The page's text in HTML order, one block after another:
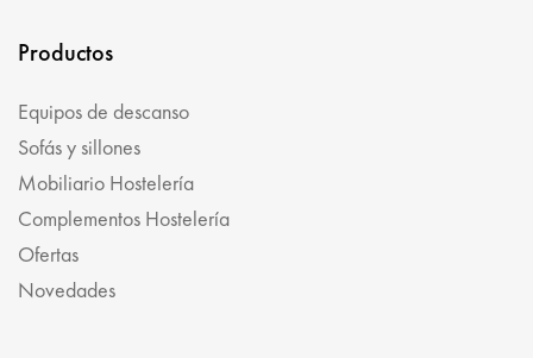
Productos
Equipos de descanso
Sofás y sillones
Mobiliario Hostelería
Complementos Hostelería
Ofertas
Novedades